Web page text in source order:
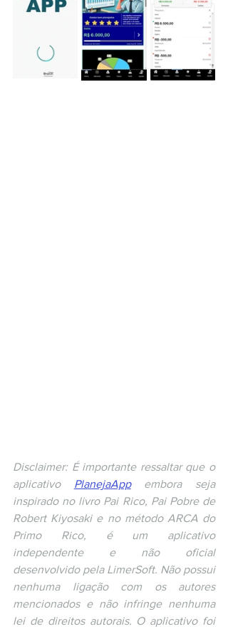
Disclaimer: É importante ressaltar que o
aplicativo PlanejaApp embora seja
inspirado no livro Pai Rico, Pai Pobre de
Robert Kiyosaki e no método ARCA do
Primo Rico, é um aplicativo
independente e não oficial
desenvolvido pela LimerSoft. Não possui
nenhuma ligação com os autores
mencionados e não infringe nenhuma
lei de direitos autorais. O aplicativo foi